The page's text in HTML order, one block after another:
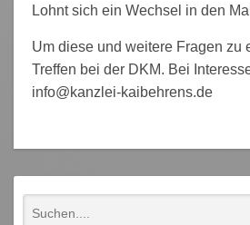
Lohnt sich ein Wechsel in den
Um diese und weitere Fragen zu
Treffen bei der DKM. Bei
info@kanzlei-kaibehrens.de